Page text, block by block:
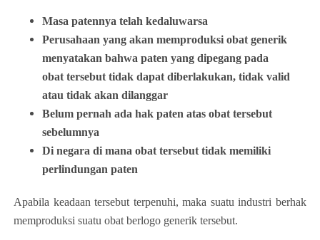
Masa patennya telah kedaluwarsa
Perusahaan yang akan memproduksi obat generik
menyatakan bahwa paten yang dipegang pada
obat tersebut tidak dapat diberlakukan, tidak valid
atau tidak akan dilanggar
Belum pernah ada hak paten atas obat tersebut
sebelumnya
Di negara di mana obat tersebut tidak memiliki
perlindungan paten
Apabila keadaan tersebut terpenuhi, maka suatu industri berhak
memproduksi suatu obat berlogo generik tersebut.